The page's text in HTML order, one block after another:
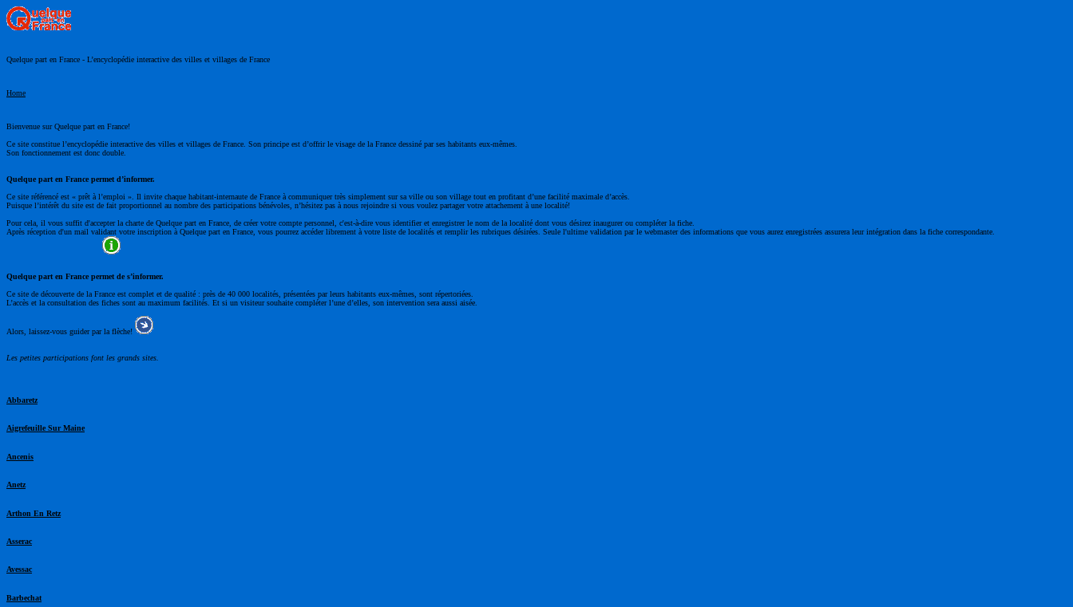
Quelque part en France - L’encyclopédie interactive des villes et villages de France
Home
Bienvenue sur Quelque part en France!
Ce site constitue l’encyclopédie interactive des villes et villages de France. Son principe est d’offrir le visage de la France dessiné par ses habitants eux-mêmes.
Son fonctionnement est donc double.
Quelque part en France permet d’informer.
Ce site référencé est « prêt à l’emploi ». Il invite chaque habitant-internaute de France à communiquer très simplement sur sa ville ou son village tout en profitant d’une facilité maximale d’accès.
Puisque l’intérêt du site est de fait proportionnel au nombre des participations bénévoles, n’hésitez pas à nous rejoindre si vous voulez partager votre attachement à une localité!
Pour cela, il vous suffit d'accepter la charte de Quelque part en France, de créer votre compte personnel, c'est-à-dire vous identifier et enregistrer le nom de la localité dont vous désirez inaugurer ou compléter la fiche.
Après réception d'un mail validant votre inscription à Quelque part en France, vous pourrez accéder librement à votre liste de localités et remplir les rubriques désirées. Seule l'ultime validation par le webmaster des informations que vous aurez enregistrées assurera leur intégration dans la fiche correspondante.
Quelque part en France permet de s’informer.
Ce site de découverte de la France est complet et de qualité : près de 40 000 localités, présentées par leurs habitants eux-mêmes, sont répertoriées.
L’accès et la consultation des fiches sont au maximum facilités. Et si un visiteur souhaite compléter l’une d’elles, son intervention sera aussi aisée.
Alors, laissez-vous guider par la flèche!
Les petites participations font les grands sites.
Abbaretz
Aigrefeuille Sur Maine
Ancenis
Anetz
Arthon En Retz
Asserac
Avessac
Barbechat